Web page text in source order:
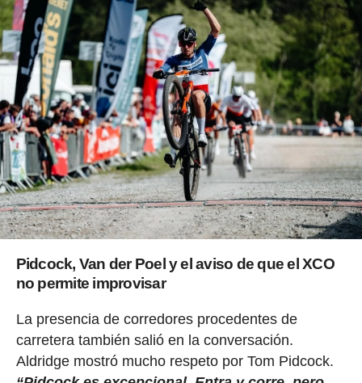
Pidcock, Van der Poel y el aviso de que el XCO
no permite improvisar
La presencia de corredores procedentes de
carretera también salió en la conversación.
Aldridge mostró mucho respeto por Tom Pidcock.